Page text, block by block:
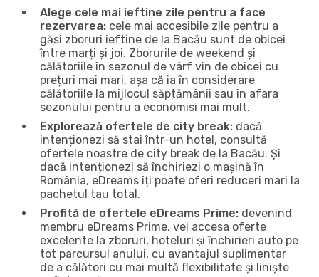
Alege cele mai ieftine zile pentru a face
rezervarea: cele mai accesibile zile pentru a
găsi zboruri ieftine de la Bacău sunt de obicei
între marți și joi. Zborurile de weekend și
călătoriile în sezonul de vârf vin de obicei cu
prețuri mai mari, așa că ia în considerare
călătoriile la mijlocul săptămânii sau în afara
sezonului pentru a economisi mai mult.
Explorează ofertele de city break: dacă
intenționezi să stai într-un hotel, consultă
ofertele noastre de city break de la Bacău. Și
dacă intenționezi să închiriezi o mașină în
România, eDreams îți poate oferi reduceri mari la
pachetul tau total.
Profită de ofertele eDreams Prime: devenind
membru eDreams Prime, vei accesa oferte
excelente la zboruri, hoteluri și închirieri auto pe
tot parcursul anului, cu avantajul suplimentar
de a călători cu mai multă flexibilitate și liniște